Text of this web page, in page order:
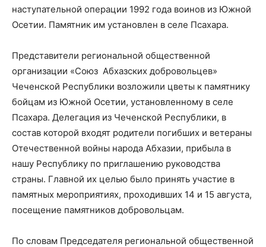
наступательной операции 1992 года воинов из Южной
Осетии. Памятник им установлен в селе Псахара.
Представители региональной общественной
организации «Союз Абхазских добровольцев»
Чеченской Республики возложили цветы к памятнику
бойцам из Южной Осетии, установленному в селе
Псахара. Делегация из Чеченской Республики, в
состав которой входят родители погибших и ветераны
Отечественной войны народа Абхазии, прибыла в
нашу Республику по приглашению руководства
страны. Главной их целью было принять участие в
памятных мероприятиях, проходивших 14 и 15 августа,
посещение памятников добровольцам.
По словам Председателя региональной общественной